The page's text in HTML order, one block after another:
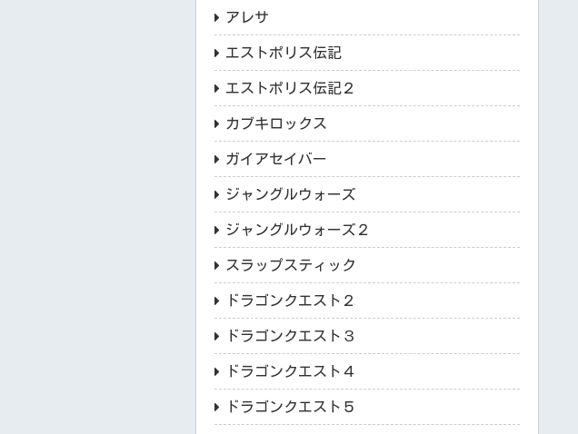
アレサ
エストポリス伝記
エストポリス伝記２
カブキロックス
ガイアセイバー
ジャングルウォーズ
ジャングルウォーズ２
スラップスティック
ドラゴンクエスト２
ドラゴンクエスト３
ドラゴンクエスト４
ドラゴンクエスト５